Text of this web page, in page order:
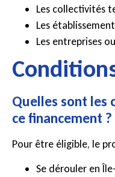
Les collectivités
Les
Les entreprises
Quelles sont les
ce financement ?
Pour être éligible, le
Se dérouler en